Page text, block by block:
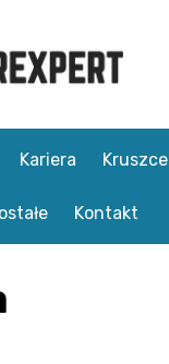
Kariera Kruszce
Kontakt